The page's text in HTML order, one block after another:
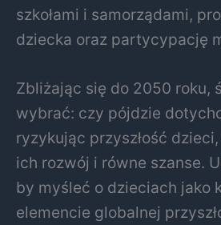
szkołami i samorządami,
dziecka oraz partycypację
Zbliżając się do 2050 roku,
wybrać: czy pójdzie
ryzykując przyszłość
ich rozwój i równe szanse.
by myśleć o dzieciach jako
elemencie globalnej